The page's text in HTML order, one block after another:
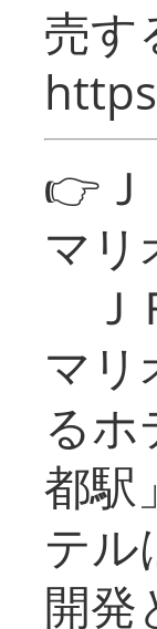
売す
👉
マリ
Ｊ
マリ
る
都駅
テル
開発